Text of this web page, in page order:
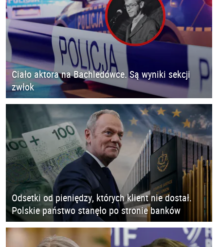
Ciało aktora na Bachledówce. Są wyniki sekcji
zwłok
Odsetki od pieniędzy, których klient nie dostał.
Polskie państwo stanęło po stronie banków